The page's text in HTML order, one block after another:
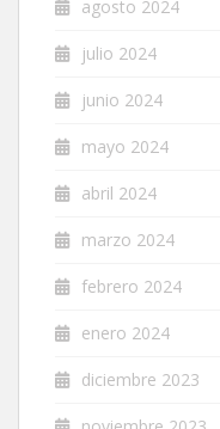
agosto 2024
julio 2024
junio 2024
mayo 2024
abril 2024
marzo 2024
febrero 2024
enero 2024
diciembre 2023